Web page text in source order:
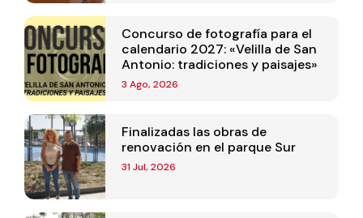
Concurso de fotografía para el
calendario 2027: «Velilla de San
Antonio: tradiciones y paisajes»
3 Ago, 2026
Finalizadas las obras de
renovación en el parque Sur
31 Jul, 2026